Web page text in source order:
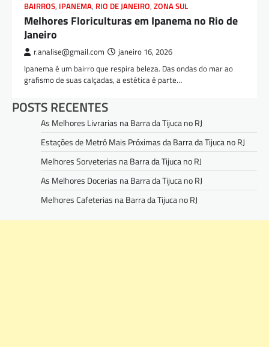
BAIRROS, IPANEMA, RIO DE JANEIRO, ZONA SUL
Melhores Floriculturas em Ipanema no Rio de
Janeiro
r.analise@gmail.com janeiro 16, 2026
Ipanema é um bairro que respira beleza. Das ondas do mar ao
grafismo de suas calçadas, a estética é parte…
POSTS RECENTES
As Melhores Livrarias na Barra da Tijuca no RJ
Estações de Metrô Mais Próximas da Barra da Tijuca no RJ
Melhores Sorveterias na Barra da Tijuca no RJ
As Melhores Docerias na Barra da Tijuca no RJ
Melhores Cafeterias na Barra da Tijuca no RJ